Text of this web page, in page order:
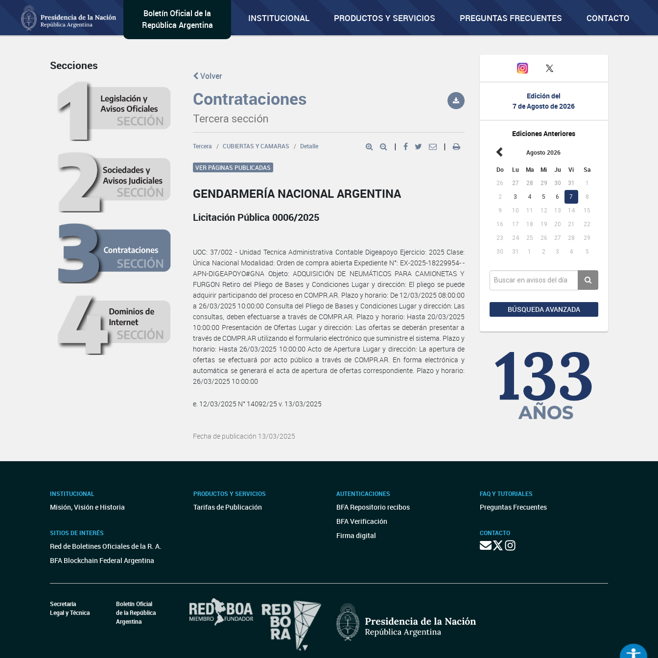
Boletín Oficial de la
República Argentina
INSTITUCIONAL PRODUCTOS Y SERVICIOS PREGUNTAS FRECUENTES CONTACTO
Edición del
7 de Agosto de 2026
Ediciones Anteriores
Agosto 2026
Do Lu Ma Mi Ju Vi Sa
26 27 28 29 30 31
1
2
3 4 5 6 7
8
9
10 11 12 13 14
15
16
17 18 19 20 21
22
23
24 25 26 27 28
29
30
31 1 2 3 4 5
BÚSQUEDA AVANZADA
Secciones
Volver
Contrataciones
Tercera sección
Tercera CUBIERTAS Y CAMARAS Detalle | |
VER PÁGINAS PUBLICADAS
GENDARMERÍA NACIONAL ARGENTINA
Licitación Pública 0006/2025
UOC: 37/002 - Unidad Tecnica Administrativa Contable Digeapoyo Ejercicio: 2025 Clase:
Única Nacional Modalidad: Orden de compra abierta Expediente N°: EX-2025-18229954- -
APN-DIGEAPOYO#GNA Objeto: ADQUISICIÓN DE NEUMÁTICOS PARA CAMIONETAS Y
FURGON Retiro del Pliego de Bases y Condiciones Lugar y dirección: El pliego se puede
adquirir participando del proceso en COMPR.AR. Plazo y horario: De 12/03/2025 08:00:00
a 26/03/2025 10:00:00 Consulta del Pliego de Bases y Condiciones Lugar y dirección: Las
consultas, deben efectuarse a través de COMPR.AR. Plazo y horario: Hasta 20/03/2025
10:00:00 Presentación de Ofertas Lugar y dirección: Las ofertas se deberán presentar a
través de COMPR.AR utilizando el formulario electrónico que suministre el sistema. Plazo y
horario: Hasta 26/03/2025 10:00:00 Acto de Apertura Lugar y dirección: La apertura de
ofertas se efectuará por acto público a través de COMPR.AR. En forma electrónica y
automática se generará el acta de apertura de ofertas correspondiente. Plazo y horario:
26/03/2025 10:00:00
e. 12/03/2025 N° 14092/25 v. 13/03/2025
Fecha de publicación 13/03/2025
INSTITUCIONAL
Misión, Visión e Historia
SITIOS DE INTERÉS
Red de Boletines Oficiales de la R. A.
BFA Blockchain Federal Argentina
PRODUCTOS Y SERVICIOS
Tarifas de Publicación
AUTENTICACIONES
BFA Repositorio recibos
BFA Verificación
Firma digital
FAQ Y TUTORIALES
Preguntas Frecuentes
CONTACTO
Secretaría
Legal y Técnica
Boletín Oficial
de la República
Argentina